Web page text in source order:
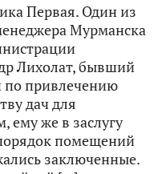
Первая. Один из
Мурманска
Лихолат, бывший
по привлечению
дач для
ему же в заслугу
помещений
заключенные.